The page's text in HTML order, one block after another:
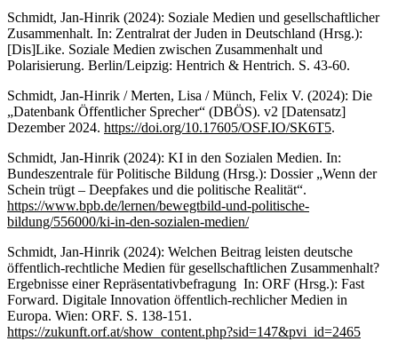
Schmidt, Jan-Hinrik (2024): Soziale Medien und gesellschaftlicher
Zusammenhalt. In: Zentralrat der Juden in Deutschland (Hrsg.):
[Dis]Like. Soziale Medien zwischen Zusammenhalt und
Polarisierung. Berlin/Leipzig: Hentrich & Hentrich. S. 43-60.
Schmidt, Jan-Hinrik / Merten, Lisa / Münch, Felix V. (2024): Die
„Datenbank Öffentlicher Sprecher“ (DBÖS). v2 [Datensatz]
Dezember 2024. https://doi.org/10.17605/OSF.IO/SK6T5.
Schmidt, Jan-Hinrik (2024): KI in den Sozialen Medien. In:
Bundeszentrale für Politische Bildung (Hrsg.): Dossier „Wenn der
Schein trügt – Deepfakes und die politische Realität“.
https://www.bpb.de/lernen/bewegtbild-und-politische-
bildung/556000/ki-in-den-sozialen-medien/
Schmidt, Jan-Hinrik (2024): Welchen Beitrag leisten deutsche
öffentlich-rechtliche Medien für gesellschaftlichen Zusammenhalt?
Ergebnisse einer Repräsentativbefragung In: ORF (Hrsg.): Fast
Forward. Digitale Innovation öffentlich-rechlicher Medien in
Europa. Wien: ORF. S. 138-151.
https://zukunft.orf.at/show_content.php?sid=147&pvi_id=2465